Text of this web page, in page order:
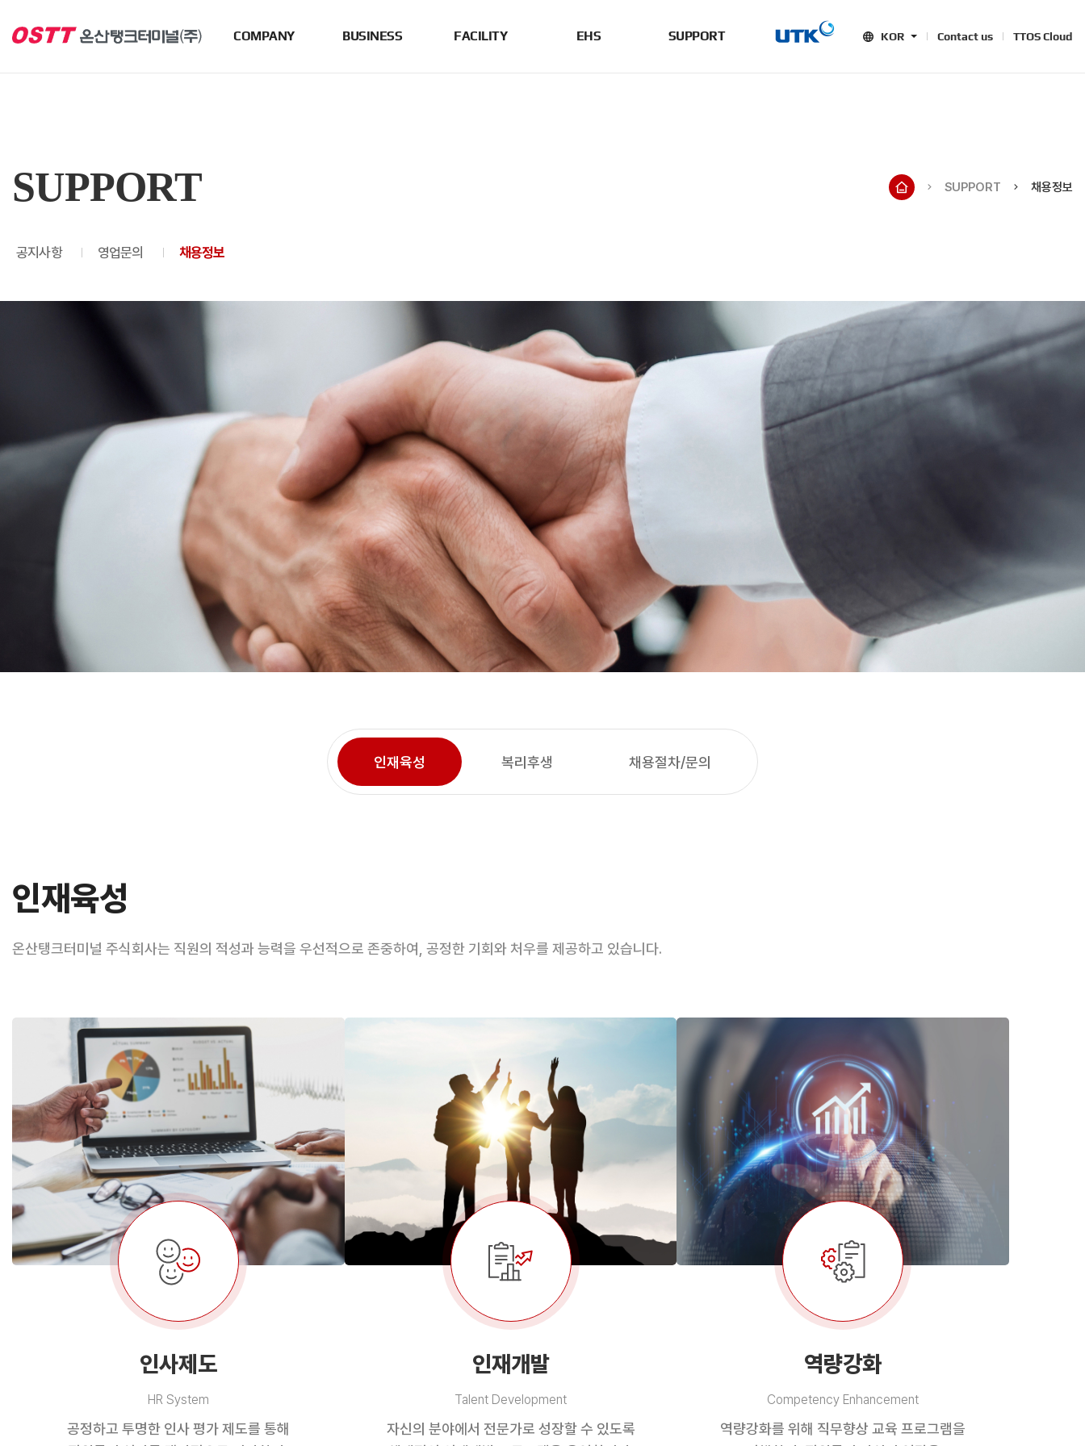
COMPANY BUSINESS FACILITY EHS SUPPORT KOR Contact us TTOS Cloud
SUPPORT SUPPORT 채용정보
공지사항 영업문의 채용정보
인재육성 복리후생 채용절차/문의
인재육성
온산탱크터미널 주식회사는 직원의 적성과 능력을 우선적으로 존중하여, 공정한 기회와 처우를 제공하고 있습니다.
인사제도
HR System
공정하고 투명한 인사 평가 제도를 통해
인재개발
Talent Development
자신의 분야에서 전문가로 성장할 수 있도록
역량강화
Competency Enhancement
역량강화를 위해 직무향상 교육 프로그램을